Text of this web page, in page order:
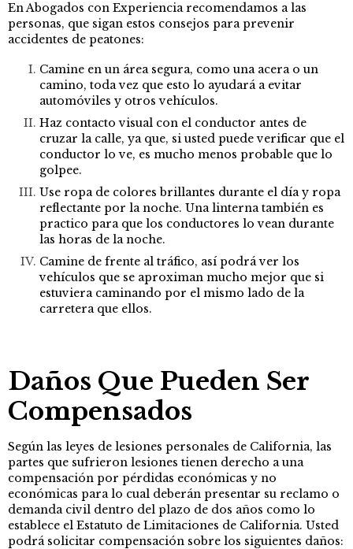
En Abogados con Experiencia recomendamos a las
personas, que sigan estos consejos para prevenir
accidentes de peatones:
Camine en un área segura, como una acera o un
camino, toda vez que esto lo ayudará a evitar
automóviles y otros vehículos.
Haz contacto visual con el conductor antes de
cruzar la calle, ya que, si usted puede verificar que el
conductor lo ve, es mucho menos probable que lo
golpee.
Use ropa de colores brillantes durante el día y ropa
reflectante por la noche. Una linterna también es
practico para que los conductores lo vean durante
las horas de la noche.
Camine de frente al tráfico, así podrá ver los
vehículos que se aproximan mucho mejor que si
estuviera caminando por el mismo lado de la
carretera que ellos.
Daños Que Pueden Ser
Compensados
Según las leyes de lesiones personales de California, las
partes que sufrieron lesiones tienen derecho a una
compensación por pérdidas económicas y no
económicas para lo cual deberán presentar su reclamo o
demanda civil dentro del plazo de dos años como lo
establece el Estatuto de Limitaciones de California. Usted
podrá solicitar compensación sobre los siguientes daños: